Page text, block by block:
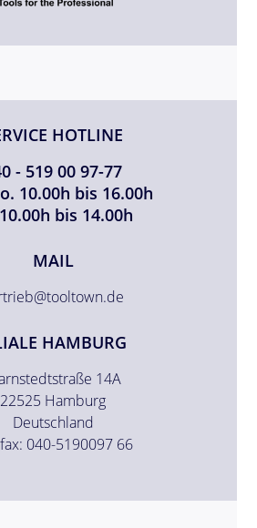
HOTLINE
- 519 00 97-77
10.00h bis 16.00h
bis 14.00h
MAIL
HAMBURG
14A
22525 Hamburg
Deutschland
040-5190097 66